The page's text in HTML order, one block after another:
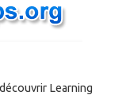
Learning